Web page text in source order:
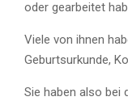
oder gearbeitet
Viele von ihnen
Geburtsurkunde,
Sie haben also bei